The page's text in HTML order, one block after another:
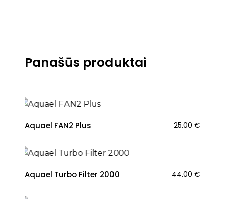
Panašūs produktai
Aquael FAN2 Plus 25.00 €
Aquael Turbo Filter 2000 44.00 €